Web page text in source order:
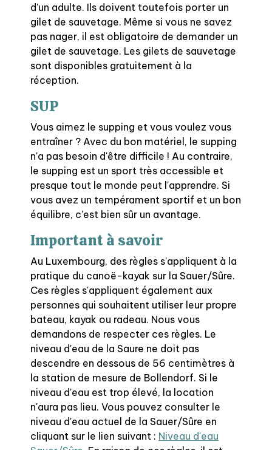
d'un adulte. Ils doivent toutefois porter un
gilet de sauvetage. Même si vous ne savez
pas nager, il est obligatoire de demander un
gilet de sauvetage. Les gilets de sauvetage
sont disponibles gratuitement à la
réception.
SUP
Vous aimez le supping et vous voulez vous
entraîner ? Avec du bon matériel, le supping
n'a pas besoin d'être difficile ! Au contraire,
le supping est un sport très accessible et
presque tout le monde peut l'apprendre. Si
vous avez un tempérament sportif et un bon
équilibre, c'est bien sûr un avantage.
Important à savoir
Au Luxembourg, des règles s'appliquent à la
pratique du canoë-kayak sur la Sauer/Sûre.
Ces règles s'appliquent également aux
personnes qui souhaitent utiliser leur propre
bateau, kayak ou radeau. Nous vous
demandons de respecter ces règles. Le
niveau d'eau de la Saure ne doit pas
descendre en dessous de 56 centimètres à
la station de mesure de Bollendorf. Si le
niveau d'eau est trop élevé, la location
n'aura pas lieu. Vous pouvez consulter le
niveau d'eau actuel de la Sauer/Sûre en
cliquant sur le lien suivant : Niveau d'eau